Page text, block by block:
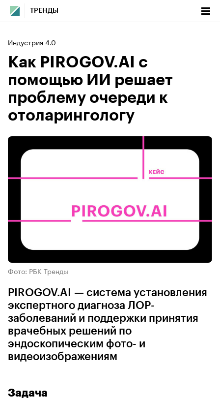
ТРЕНДЫ
Индустрия 4.0
Как PIROGOV.AI с
помощью ИИ решает
проблему очереди к
отоларингологу
Фото: РБК Тренды
PIROGOV.AI — система установления
экспертного диагноза ЛОР-
заболеваний и поддержки принятия
врачебных решений по
эндоскопическим фото- и
видеоизображениям
Задача